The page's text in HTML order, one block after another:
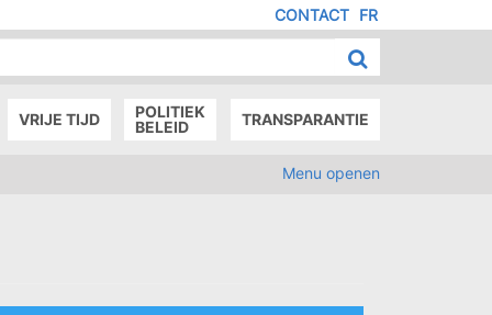
FR
CONTACT
VRIJE TIJD
POLITIEK
BELEID
TRANSPARANTIE
Menu openen